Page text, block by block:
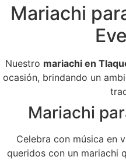
Mariachi
Nuestro mariachi en
ocasión, brindando un
Mariachi
Celebra con música en
queridos con un mariachi